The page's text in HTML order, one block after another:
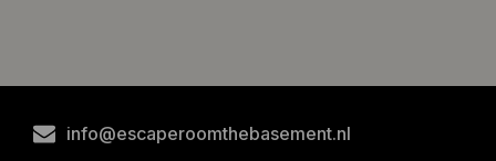
info@escaperoomthebasement.nl